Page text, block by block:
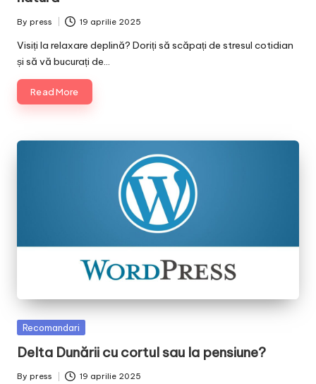
Posted
by
By press 19 aprilie 2025
Visiți la relaxare deplină? Doriți să scăpați de stresul cotidian
și să vă bucurați de…
Read More
Posted
Recomandari
Delta Dunării cu cortul sau la pensiune?
By press 19 aprilie 2025